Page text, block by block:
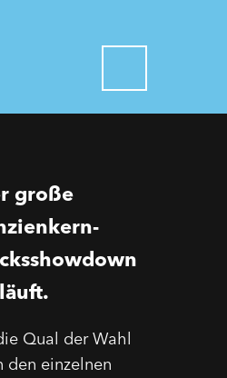
große
läuft.
Qual der Wahl
den einzelnen